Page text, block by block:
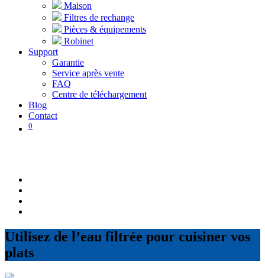
Maison
Filtres de rechange
Pièces & équipements
Robinet
Support
Garantie
Service après vente
FAQ
Centre de téléchargement
Blog
Contact
0
Utilisez de l’eau filtrée pour cuisiner vos
plats